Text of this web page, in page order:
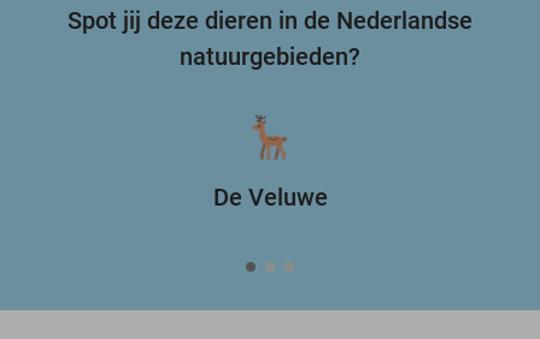
Spot jij deze dieren in de Nederlandse
natuurgebieden?
De Veluwe